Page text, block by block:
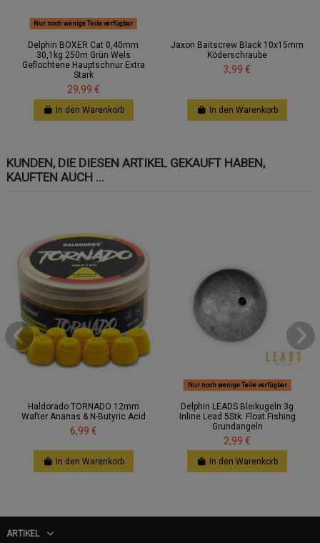
Nur noch wenige Teile verfügbar
Delphin BOXER Cat 0,40mm
30,1kg 250m Grün Wels
Geflochtene Hauptschnur Extra
Stark
29,99 €
In den Warenkorb
Jaxon Baitscrew Black 10x15mm
Köderschraube
3,99 €
In den Warenkorb
KUNDEN, DIE DIESEN ARTIKEL GEKAUFT HABEN,
KAUFTEN AUCH ...
Haldorado TORNADO 12mm
Wafter Ananas & N-Butyric Acid
6,99 €
In den Warenkorb
Nur noch wenige Teile verfügbar
Delphin LEADS Bleikugeln 3g
Inline Lead 5Stk. Float Fishing
Grundangeln
2,99 €
In den Warenkorb
ARTIKEL